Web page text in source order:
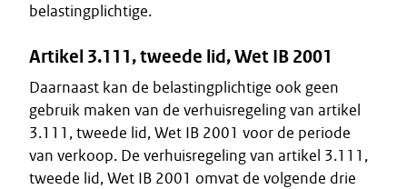
belastingplichtige.
Artikel 3.111, tweede lid, Wet IB 2001
Daarnaast kan de belastingplichtige ook geen
gebruik maken van de verhuisregeling van artikel
3.111, tweede lid, Wet IB 2001 voor de periode
van verkoop. De verhuisregeling van artikel 3.111,
tweede lid, Wet IB 2001 omvat de volgende drie